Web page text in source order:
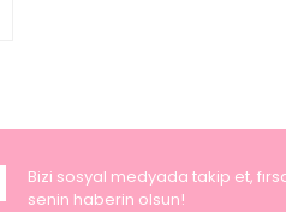
Bizi sosyal medyada takip et,
senin haberin olsun!